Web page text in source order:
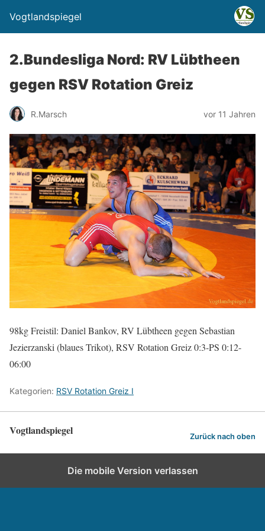
Vogtlandspiegel
2.Bundesliga Nord: RV Lübtheen
gegen RSV Rotation Greiz
R.Marsch vor 11 Jahren
98kg Freistil: Daniel Bankov, RV Lübtheen gegen Sebastian
Jezierzanski (blaues Trikot), RSV Rotation Greiz 0:3-PS 0:12-
06:00
Kategorien: RSV Rotation Greiz I
Vogtlandspiegel Zurück nach oben
Die mobile Version verlassen